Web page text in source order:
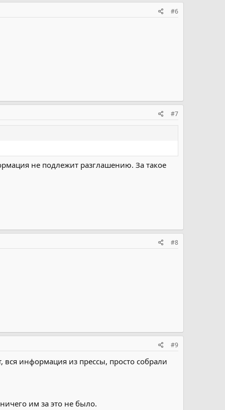
#6
#7
не подлежит разглашению. За такое
#8
#9
вся информация из прессы, просто собрали
им за это не было.